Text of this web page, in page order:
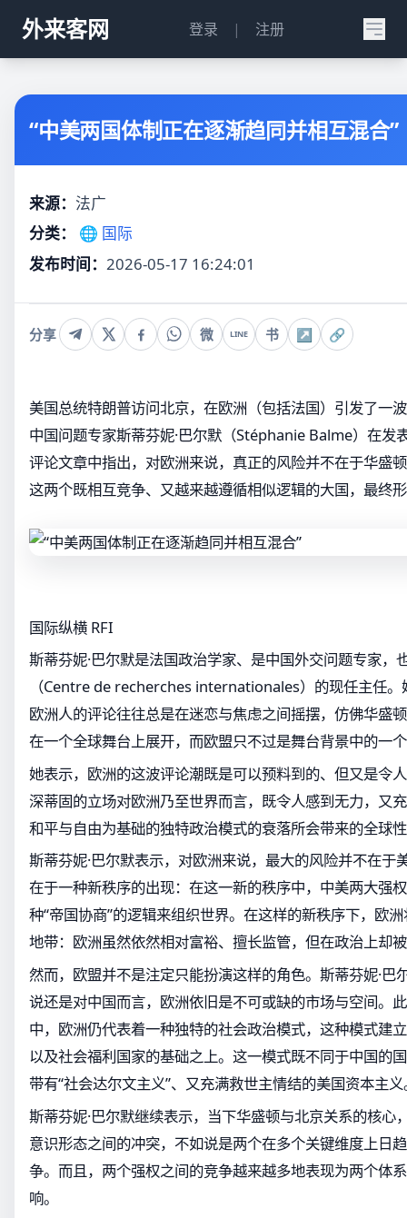
外来客网 登录 | 注册
“中美两国体制正在逐渐趋同并相互混合”
来源： 法广
分类：
🌐 国际
发布时间： 2026-05-17 16:24:01
分享 微 LINE 书 ↗ 🔗
美国总统特朗普访问北京，在欧洲（包括法国）引发了一
中国问题专家斯蒂芬妮·巴尔默（Stéphanie Balme）在发
评论文章中指出，对欧洲来说，真正的风险并不在于华盛
这两个既相互竞争、又越来越遵循相似逻辑的大国，最终
国际纵横 RFI
斯蒂芬妮·巴尔默是法国政治学家、是中国外交问题专家，
（Centre de recherches internationales）的现任主任。
欧洲人的评论往往总是在迷恋与焦虑之间摇摆，仿佛华盛
在一个全球舞台上展开，而欧盟只不过是舞台背景中的一
她表示，欧洲的这波评论潮既是可以预料到的、但又是令
深蒂固的立场对欧洲乃至世界而言，既令人感到无力，又
和平与自由为基础的独特政治模式的衰落所会带来的全球
斯蒂芬妮·巴尔默表示，对欧洲来说，最大的风险并不在于
在于一种新秩序的出现：在这一新的秩序中，中美两大强
种“帝国协商”的逻辑来组织世界。在这样的新秩序下，欧
地带：欧洲虽然依然相对富裕、擅长监管，但在政治上却
然而，欧盟并不是注定只能扮演这样的角色。斯蒂芬妮·巴
说还是对中国而言，欧洲依旧是不可或缺的市场与空间。
中，欧洲仍代表着一种独特的社会政治模式，这种模式建
以及社会福利国家的基础之上。这一模式既不同于中国的
带有“社会达尔文主义”、又充满救世主情结的美国资本主
斯蒂芬妮·巴尔默继续表示，当下华盛顿与北京关系的核心
意识形态之间的冲突，不如说是两个在多个关键维度上日
争。而且，两个强权之间的竞争越来越多地表现为两个体
响。